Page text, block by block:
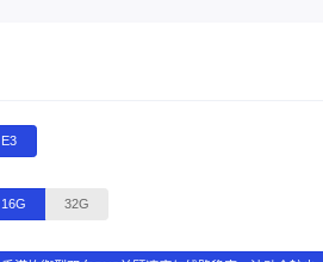
E3
16G 32G